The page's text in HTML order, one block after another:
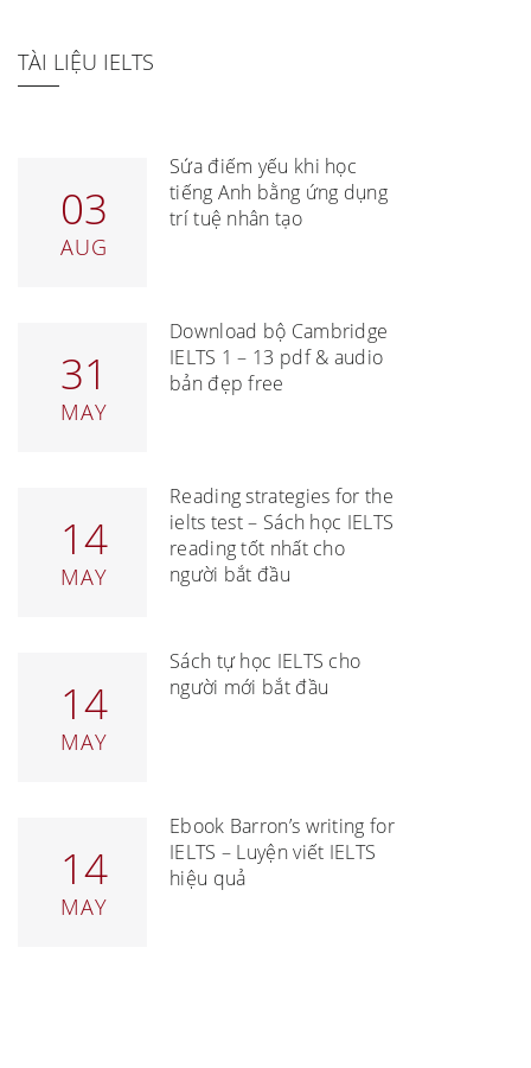
TÀI LIỆU IELTS
03
AUG
Sửa điểm yếu khi học
tiếng Anh bằng ứng dụng
trí tuệ nhân tạo
31
MAY
Download bộ Cambridge
IELTS 1 – 13 pdf & audio
bản đẹp free
14
MAY
Reading strategies for the
ielts test – Sách học IELTS
reading tốt nhất cho
người bắt đầu
14
MAY
Sách tự học IELTS cho
người mới bắt đầu
14
MAY
Ebook Barron’s writing for
IELTS – Luyện viết IELTS
hiệu quả